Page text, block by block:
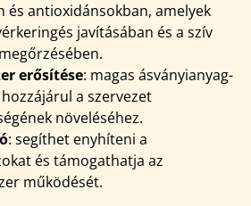
és antioxidánsokban, amelyek
javításában és a szív
erősítése: magas ásványianyag-
a szervezet
növeléséhez.
: segíthet enyhíteni a
és támogathatja az
működését.